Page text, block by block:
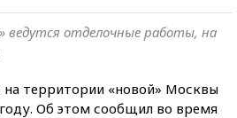
ведутся отделочные работы, на
территории «новой» Москвы
Об этом сообщил во время